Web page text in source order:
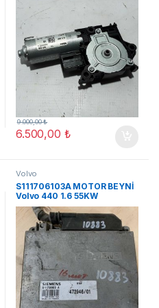
6.500,00 ₺
9.000,00₺
Volvo
S111706103A MOTOR BEYNİ
Volvo 440 1.6 55KW
472946/01 B16F 1995